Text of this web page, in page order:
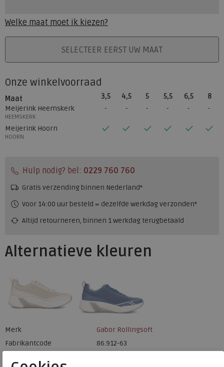
Welke maat moet ik kiezen?
PLAATS IN WINKELMANDSELECTEER EERST UW MAAT
Onze winkelvoorraad
Maat 3,5 4,5 5 5,5 6,5
8
Meijerink Heemskerk
HEEMSKERK
Meijerink Hoorn
HOORN
Hulp nodig? bel: 0229 760 760
Gratis verzending binnen Nederland*
Voor 14:00 uur besteld = dezelfde werkdag verzonden*
Altijd retourneren, binnen 1 werkdag terugbetaald
Alternatieve kleuren
Merk
Gabor Rollingsoft
Fabrikantcode
86.912-63